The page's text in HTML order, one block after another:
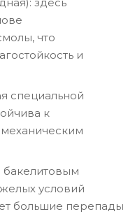
здесь
что
и
специальной
к
бакелитовым
условий
большие перепады